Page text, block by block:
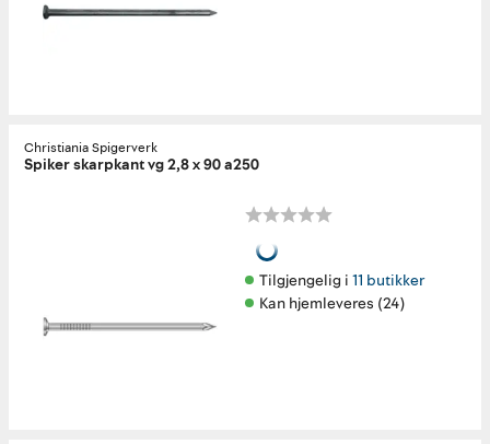
Christiania Spigerverk
Spiker skarpkant vg 2,8 x 90 a250
Tilgjengelig i 11 butikker
Kan hjemleveres (24)